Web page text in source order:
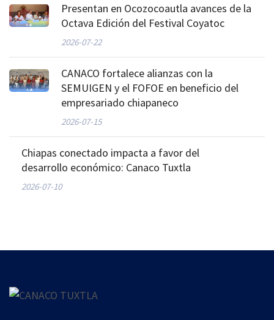
Presentan en Ocozocoautla avances de la
Octava Edición del Festival Coyatoc
2026-07-22
CANACO fortalece alianzas con la
SEMUIGEN y el FOFOE en beneficio del
empresariado chiapaneco
2026-07-15
Chiapas conectado impacta a favor del
desarrollo económico: Canaco Tuxtla
2026-07-10